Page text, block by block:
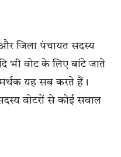
जिला पंचायत सदस्य
भी वोट के लिए बांटे जाते
यह सब करते हैं।
वोटरों से कोई सवाल